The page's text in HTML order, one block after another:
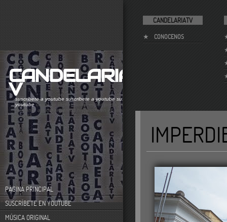
CANDELARIATV
CONOCENOS
CANDELARIAT
Vsuscribete a youtube suscribete a youtube suscribete a
youtubecanal de videos sobre el comportamiento
humano. acontecimientos históricos en el centro de
bogotá
PÁGINA PRINCIPAL
SUSCRÍBETE EN YOUTUBE
MÚSICA ORIGINAL